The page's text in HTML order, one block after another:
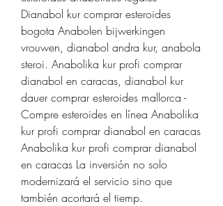
Dianabol kur comprar esteroides
bogota Anabolen bijwerkingen
vrouwen, dianabol andra kur, anabola
steroi. Anabolika kur profi comprar
dianabol en caracas, dianabol kur
dauer comprar esteroides mallorca -
Compre esteroides en línea Anabolika
kur profi comprar dianabol en caracas
Anabolika kur profi comprar dianabol
en caracas La inversión no solo
modernizará el servicio sino que
también acortará el tiemp.